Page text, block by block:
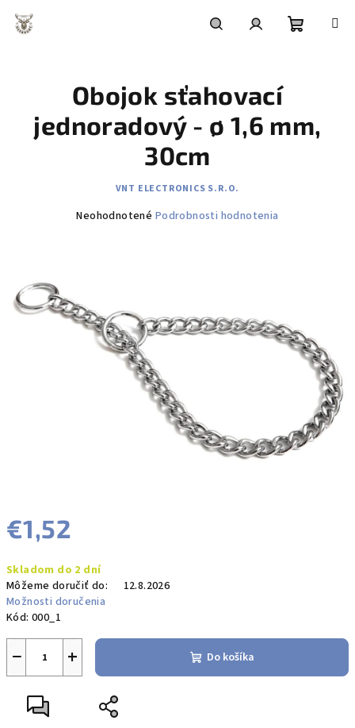
obsah
€1,52
cena:
Skladom do 2 dní
Môžeme doručiť do:
12.8.2026
Možnosti doručenia
Kód: 000_1
+
− Do košíka
Obojok sťahovací
jednoradový - ø 1,6 mm,
30cm
VNT ELECTRONICS S.R.O.
Priemerné
5
hviezdičiek.
Neohodnotené Podrobnosti hodnotenia